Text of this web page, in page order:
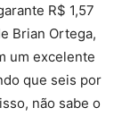
R$ 1,57
Brian Ortega,
um excelente
que seis por
não sabe o